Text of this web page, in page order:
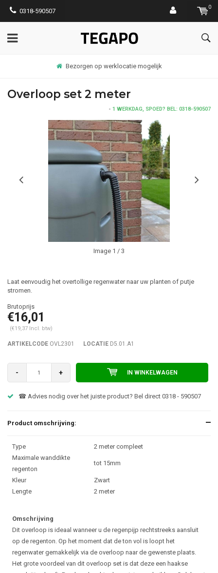
0318-590507
0
Bezorgen op werklocatie mogelijk
Overloop set 2 meter
- 1 WERKDAG, SPOED? BEL: 0318-590507
Image 1 / 3
Laat eenvoudig het overtollige regenwater naar uw planten of putje
stromen.
€16,01
(€19,37 Incl. btw)
ARTIKELCODE OVL2301 LOCATIE D5.01.A1
- + IN WINKELWAGEN
☎ Advies nodig over het juiste product? Bel direct 0318 - 590507
Product omschrijving:
Type
2 meter compleet
Maximale wanddikte
regenton
tot 15mm
Kleur
Zwart
Lengte
2 meter
Omschrijving
Dit overloop is ideaal wanneer u de regenpijp rechtstreeks aansluit
op de regenton. Op het moment dat de ton vol is loopt het
regenwater gemakkelijk via de overloop naar de gewenste plaats.
Het grote voordeel van dit overloop set is dat deze een haakse